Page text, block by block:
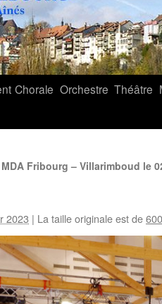
Chorale Orchestre Théâtre
Fribourg – Villarimboud le
2023 | La taille originale est de